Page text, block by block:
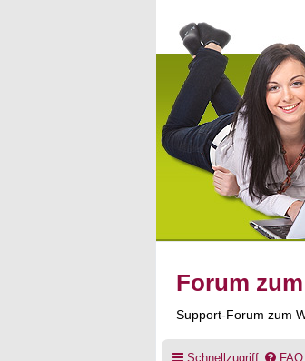
Forum
Support-Forum zum
Schnellzugriff FAQ